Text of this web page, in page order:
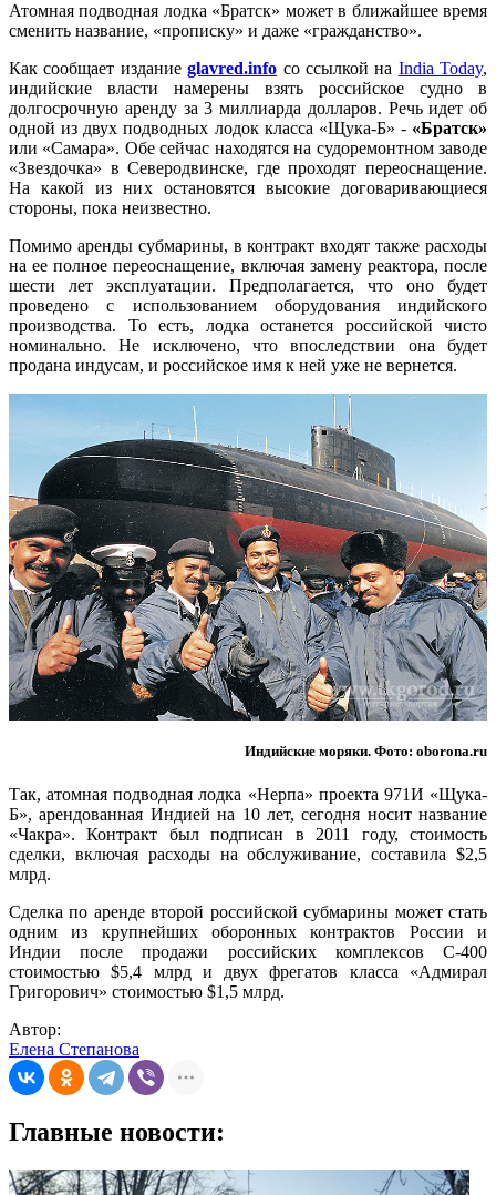
Атомная подводная лодка «Братск» может в ближайшее время
сменить название, «прописку» и даже «гражданство».
Как сообщает изданиеglavred.info со ссылкой на India Today,
индийские власти намерены взять российское судно в
долгосрочную аренду за 3 миллиарда долларов. Речь идет об
одной из двух подводных лодок класса «Щука-Б» - «Братск»
или «Самара». Обе сейчас находятся на судоремонтном заводе
«Звездочка» в Северодвинске, где проходят переоснащение.
На какой из них остановятся высокие договаривающиеся
стороны, пока неизвестно.
Помимо аренды субмарины, в контракт входят также расходы
на ее полное переоснащение, включая замену реактора, после
шести лет эксплуатации. Предполагается, что оно будет
проведено с использованием оборудования индийского
производства. То есть, лодка останется российской чисто
номинально. Не исключено, что впоследствии она будет
продана индусам, и российское имя к ней уже не вернется.
Индийские моряки. Фото: oborona.ru
Так, атомная подводная лодка «Нерпа» проекта 971И «Щука-
Б», арендованная Индией на 10 лет, сегодня носит название
«Чакра». Контракт был подписан в 2011 году, стоимость
сделки, включая расходы на обслуживание, составила $2,5
млрд.
Сделка по аренде второй российской субмарины может стать
одним из крупнейших оборонных контрактов России и
Индии после продажи российских комплексов С-400
стоимостью $5,4 млрд и двух фрегатов класса «Адмирал
Григорович» стоимостью $1,5 млрд.
Автор:
Елена Степанова
Главные новости: